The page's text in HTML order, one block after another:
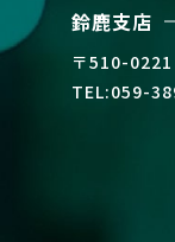
鈴鹿支店
〒510-
TEL:059-